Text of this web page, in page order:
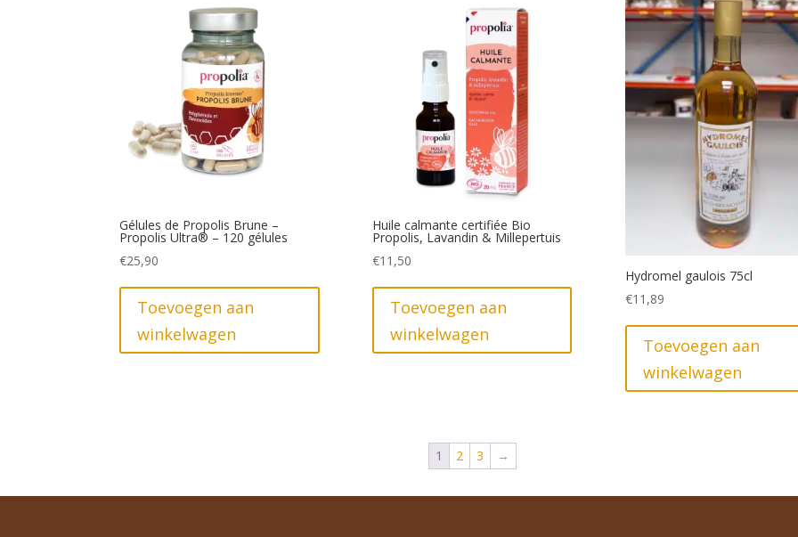
Gélules de Propolis Brune –
Propolis Ultra® – 120 gélules
€25,90
Toevoegen aan
winkelwagen
Huile calmante certifiée Bio
Propolis, Lavandin & Millepertuis
€11,50
Toevoegen aan
winkelwagen
Hydromel gaulois 75cl
€11,89
Toevoegen aan
winkelwagen
1 2 3 →